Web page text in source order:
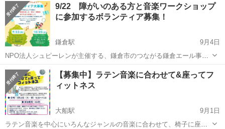
9/22 障がいのある方と音楽ワークショップ
に参加するボランティア募集！
鎌倉駅
9月4日
NPO法人シュピーレンが主催する、鎌倉市のつながる鎌倉エール事業
に採択された音楽交流ワークショップのボランティア体験です♪ ボラ
ンティアさんは、障がいのある方（成人）とワークショップに参加し
て、一緒に音楽を楽しんで盛り...
神奈川 鎌倉市 鎌倉駅 ワークショップ ボランティア募集
【募集中】ラテン音楽に合わせて&座ってフ
ィットネス
大船駅
9月1日
ラテン音楽を中心にいろんなジャンルの音楽に合わせて、椅子に座っ